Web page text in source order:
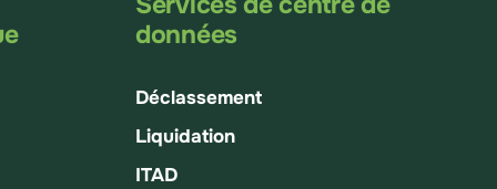
données
Déclassement
Liquidation
ITAD